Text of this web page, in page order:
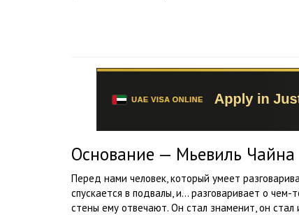
Основание — Мьевиль Чайна
Перед нами человек, который умеет
спускается в подвалы, и… разговаривает о
стены ему отвечают. Он стал знаменит, он